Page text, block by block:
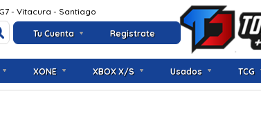
Tu Cuenta Registrate
- Vitacura - Santiago
XONE XBOX X/S Usados TCG